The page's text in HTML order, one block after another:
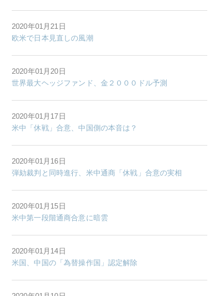
2020年01月21日
欧米で日本見直しの風潮
2020年01月20日
世界最大ヘッジファンド、金２０００ドル予測
2020年01月17日
米中「休戦」合意、中国側の本音は？
2020年01月16日
弾劾裁判と同時進行、米中通商「休戦」合意の実相
2020年01月15日
米中第一段階通商合意に暗雲
2020年01月14日
米国、中国の「為替操作国」認定解除